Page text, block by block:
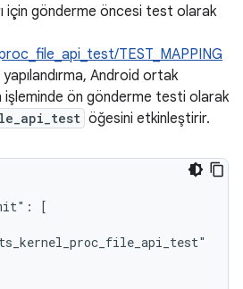
için gönderme öncesi test olarak
TEST_MAPPING
yapılandırma, Android ortak
işleminde ön gönderme testi olarak
öğesini etkinleştirir.
[